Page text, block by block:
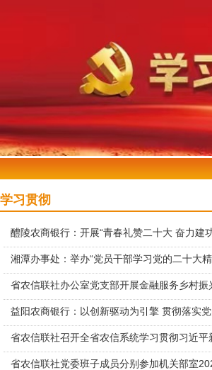
学习贯彻
醴陵农商银行：开展“青春礼赞二十大 奋力建
湘潭办事处：举办“党员干部学习党的二十大
省农信联社办公室党支部开展金融服务乡村
益阳农商银行：以创新驱动为引擎 贯彻落实
省农信联社召开全省农信系统学习贯彻习近
省农信联社党委班子成员分别参加机关部室